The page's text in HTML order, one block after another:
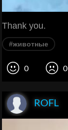
Thank you.
#животные
0 0
ROFL